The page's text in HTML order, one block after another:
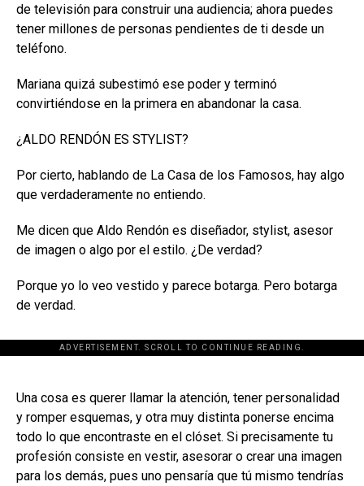
de televisión para construir una audiencia; ahora puedes
tener millones de personas pendientes de ti desde un
teléfono.
Mariana quizá subestimó ese poder y terminó
convirtiéndose en la primera en abandonar la casa.
¿ALDO RENDÓN ES STYLIST?
Por cierto, hablando de La Casa de los Famosos, hay algo
que verdaderamente no entiendo.
Me dicen que Aldo Rendón es diseñador, stylist, asesor
de imagen o algo por el estilo. ¿De verdad?
Porque yo lo veo vestido y parece botarga. Pero botarga
de verdad.
ADVERTISEMENT. SCROLL TO CONTINUE READING.
[adsforwp id="243463"]
Una cosa es querer llamar la atención, tener personalidad
y romper esquemas, y otra muy distinta ponerse encima
todo lo que encontraste en el clóset. Si precisamente tu
profesión consiste en vestir, asesorar o crear una imagen
para los demás, pues uno pensaría que tú mismo tendrías